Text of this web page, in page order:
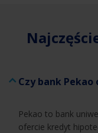
Czy bank
Pekao to bank
ofercie kredyt